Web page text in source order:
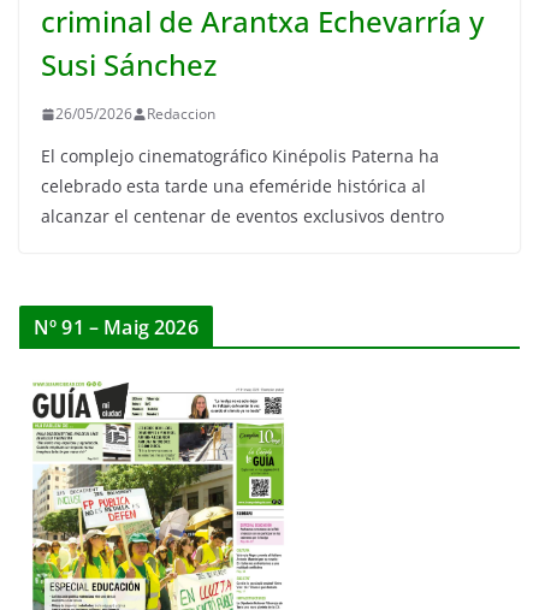
criminal de Arantxa Echevarría y
Susi Sánchez
26/05/2026 Redaccion
El complejo cinematográfico Kinépolis Paterna ha
celebrado esta tarde una efeméride histórica al
alcanzar el centenar de eventos exclusivos dentro
Nº 91 – Maig 2026